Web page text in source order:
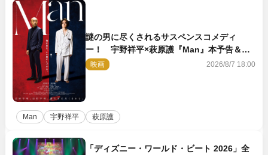
謎の男に尽くされるサスペンスコメディ
ー！ 宇野祥平×萩原護『Man』本予告＆新
ビジュアル解禁
映画 2026/8/7 18:00
Man 宇野祥平 萩原護
「ディズニー・ワールド・ビート 2026」全